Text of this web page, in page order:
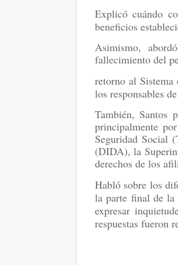
Explicó cuándo
beneficios
Asimismo,
fallecimiento del
retorno al Sistema
los responsables
También, Santos
principalmente
Seguridad Social
(DIDA), la
derechos de los
Habló sobre los
la parte final de la
expresar
respuestas fueron